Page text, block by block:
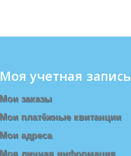
Моя учетная запись
Мои заказы
Мои платёжные квитанции
Мои адреса
Моя личная информация